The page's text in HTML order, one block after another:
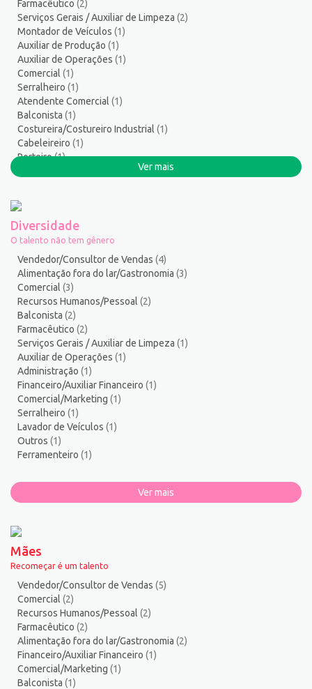
Salgadeiro
Segurança do Trabalho
Serralheiro
Servente
Serviços Culturais
Serviços de Telecomunicação
Serviços Diversos
Serviços Gerais / Auxiliar de Limpeza
Serviços Sociais
Suprimentos e Materiais
Técnico em Eletroeletrônica
Técnico em enfermagem
Técnico em Manutenção
Telefonista
Terapeuta
Torneiro Mecânico/Fresador Mecânico
Vendedor/Consultor de Vendas
Vigia
Zelador de Edifícios
Farmacêutico (2)
Serviços Gerais / Auxiliar de Limpeza (2)
Montador de Veículos (1)
Auxiliar de Produção (1)
Auxiliar de Operações (1)
Comercial (1)
Serralheiro (1)
Atendente Comercial (1)
Balconista (1)
Costureira/Costureiro Industrial (1)
Cabeleireiro (1)
Porteiro(1)
Administrativo/Serviços Administrativos
Ver mais
Diversidade
O talento não tem gênero
Vendedor/Consultor de Vendas (4)
Alimentação fora do lar/Gastronomia (3)
Comercial (3)
Recursos Humanos/Pessoal (2)
Balconista (2)
Farmacêutico (2)
Serviços Gerais / Auxiliar de Limpeza (1)
Auxiliar de Operações (1)
Administração (1)
Financeiro/Auxiliar Financeiro (1)
Comercial/Marketing (1)
Serralheiro (1)
Lavador de Veículos (1)
Outros (1)
Ferramenteiro (1)
Ver mais
Mães
Recomeçar é um talento
Vendedor/Consultor de Vendas (5)
Comercial (2)
Recursos Humanos/Pessoal (2)
Farmacêutico (2)
Alimentação fora do lar/Gastronomia (2)
Financeiro/Auxiliar Financeiro (1)
Comercial/Marketing (1)
Balconista (1)